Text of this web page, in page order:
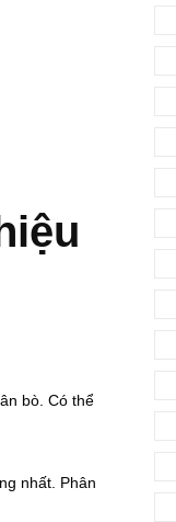
bò. Có thể
nhất. Phân